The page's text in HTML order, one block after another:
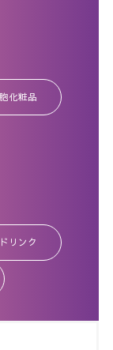
化粧品
リンク